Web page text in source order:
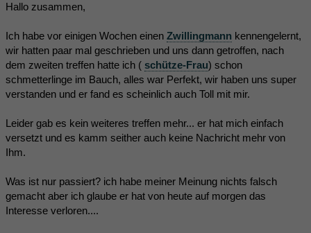
Hallo zusammen,
Ich habe vor einigen Wochen einen Zwillingmann kennengelernt,
wir hatten paar mal geschrieben und uns dann getroffen, nach
dem zweiten treffen hatte ich ( schütze-Frau) schon
schmetterlinge im Bauch, alles war Perfekt, wir haben uns super
verstanden und er fand es scheinlich auch Toll mit mir.
Leider gab es kein weiteres treffen mehr... er hat mich einfach
versetzt und es kamm seither auch keine Nachricht mehr von
Ihm.
Was ist nur passiert? ich habe meiner Meinung nichts falsch
gemacht aber ich glaube er hat von heute auf morgen das
Interesse verloren....